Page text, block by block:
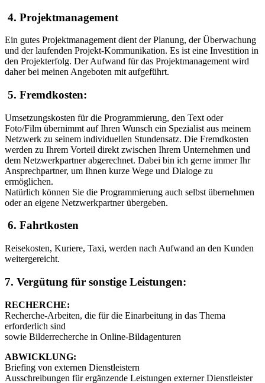
4. Projektmanagement
Ein gutes Projektmanagement dient der Planung, der Überwachung
und der laufenden Projekt-Kommunikation. Es ist eine Investition in
den Projekterfolg. Der Aufwand für das Projektmanagement wird
daher bei meinen Angeboten mit aufgeführt.
5. Fremdkosten:
Umsetzungskosten für die Programmierung, den Text oder
Foto/Film übernimmt auf Ihren Wunsch ein Spezialist aus meinem
Netzwerk zu seinem individuellen Stundensatz. Die Fremdkosten
werden zu Ihrem Vorteil direkt zwischen Ihrem Unternehmen und
dem Netzwerkpartner abgerechnet. Dabei bin ich gerne immer Ihr
Ansprechpartner, um Ihnen kurze Wege und Dialoge zu
ermöglichen.
Natürlich können Sie die Programmierung auch selbst übernehmen
oder an eigene Netzwerkpartner übergeben.
6. Fahrtkosten
Reisekosten, Kuriere, Taxi, werden nach Aufwand an den Kunden
weitergereicht.
7. Vergütung für sonstige Leistungen:
RECHERCHE:
Recherche-Arbeiten, die für die Einarbeitung in das Thema
erforderlich sind
sowie Bilderrecherche in Online-Bildagenturen
ABWICKLUNG:
Briefing von externen Dienstleistern
Ausschreibungen für ergänzende Leistungen externer Dienstleister